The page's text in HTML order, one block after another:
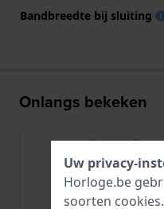
Bandbreedte bij sluiting
Onlangs bekeken
Uw privacy-
Horloge.be
soorten cookies